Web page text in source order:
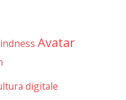
Avatar
digitale